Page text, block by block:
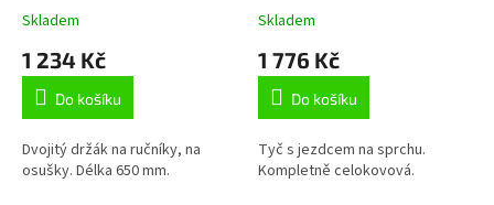
Skladem
1 234 Kč
Do košíku
Dvojitý držák na ručníky, na
osušky. Délka 650 mm.
Skladem
1 776 Kč
Do košíku
Tyč s jezdcem na sprchu.
Kompletně celokovová.